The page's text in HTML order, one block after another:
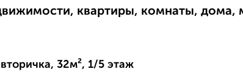
квартиры, комнаты, дома,
32м², 1/5 этаж